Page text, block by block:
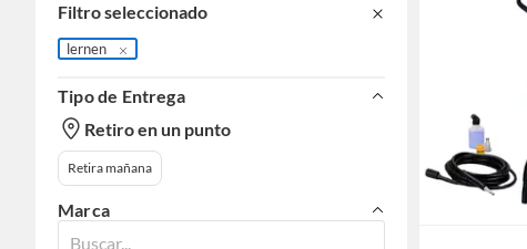
Filtro seleccionado
lernen
Tipo de Entrega
Retiro en un punto
Retira mañana
Marca